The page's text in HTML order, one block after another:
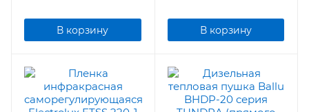
В корзину В корзину